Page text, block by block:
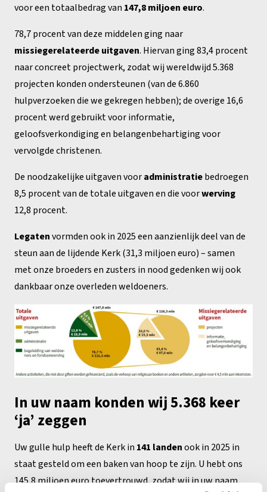
voor een totaalbedrag van 147,8 miljoen euro.
78,7 procent van deze middelen ging naar
missiegerelateerde uitgaven. Hiervan ging 83,4 procent
naar concreet projectwerk, zodat wij wereldwijd 5.368
projecten konden ondersteunen (van de 6.860
hulpverzoeken die we gekregen hebben); de overige 16,6
procent werd gebruikt voor informatie,
geloofsverkondiging en belangenbehartiging voor
vervolgde christenen.
De noodzakelijke uitgaven vooradministratiebedroegen
8,5 procent van de totale uitgaven en die voorwerving
12,8 procent.
Legatenvormden ook in 2025 een aanzienlijk deel van de
steun aan de lijdende Kerk (31,3 miljoen euro) – samen
met onze broeders en zusters in nood gedenken wij ook
dankbaar onze overleden weldoeners.
In uw naam konden wij 5.368 keer
‘ja’ zeggen
Uw gulle hulp heeft de Kerk in 141 landenook in 2025 in
staat gesteld om een baken van hoop te zijn. U hebt ons
145,8 miljoen euro toevertrouwd, zodat wij in uw naam